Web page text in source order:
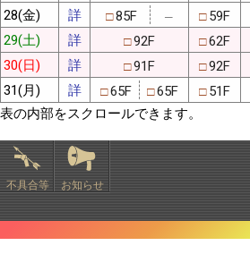
28(金) 詳 □85F ─ □ 59F
29(土) 詳 □92F □62F
30(日) 詳 □91F □92F
31(月) 詳 □65F □65F □ 51F
表の内部をスクロールできます。
不具合等 お知らせ